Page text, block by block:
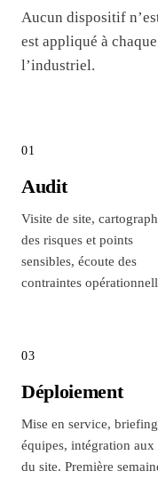
Aucun dispositif
est appliqué à
l’industriel.
01
Audit
Visite de site,
des risques et points
sensibles, écoute des
contraintes
03
Déploiement
Mise en service,
équipes, intégration
du site. Première